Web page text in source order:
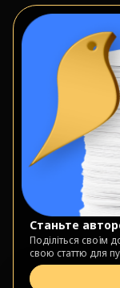
Станьте
Поділіться своїм
свою статтю для